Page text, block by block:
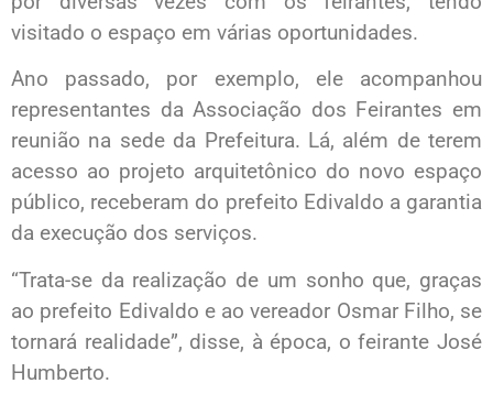
visitado o espaço em várias oportunidades.
Ano passado, por exemplo, ele acompanhou
representantes da Associação dos Feirantes em
reunião na sede da Prefeitura. Lá, além de terem
acesso ao projeto arquitetônico do novo espaço
público, receberam do prefeito Edivaldo a garantia
da execução dos serviços.
“Trata-se da realização de um sonho que, graças
ao prefeito Edivaldo e ao vereador Osmar Filho, se
tornará realidade”, disse, à época, o feirante José
Humberto.